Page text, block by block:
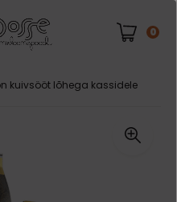
0
kuivsööt lõhega kassidele